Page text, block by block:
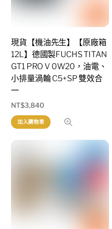
現貨【機油先生】【原廠箱
12L】德國製FUCHS TITAN
GT1 PRO V 0W20，油電、
小排量渦輪 C5+SP 雙效合
一
NT$3,840
加入購物車